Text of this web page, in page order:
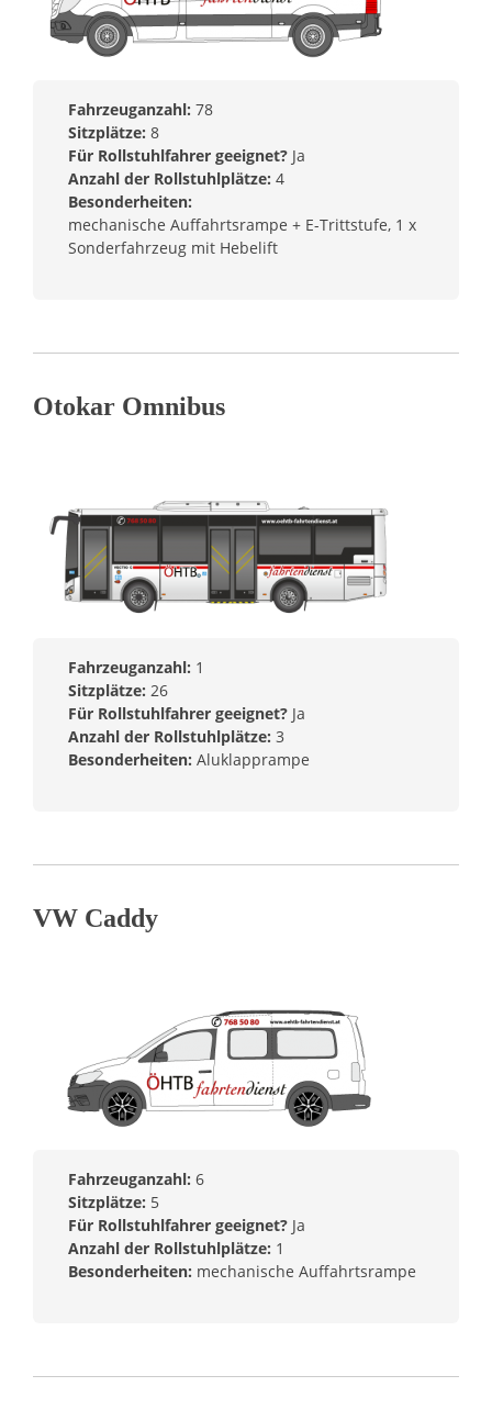
Fahrzeuganzahl: 78
Sitzplätze: 8
Für Rollstuhlfahrer geeignet? Ja
Anzahl der Rollstuhlplätze: 4
Besonderheiten:
mechanische Auffahrtsrampe + E-Trittstufe, 1 x
Sonderfahrzeug mit Hebelift
Otokar Omnibus
Fahrzeuganzahl: 1
Sitzplätze: 26
Für Rollstuhlfahrer geeignet? Ja
Anzahl der Rollstuhlplätze: 3
Besonderheiten: Aluklapprampe
VW Caddy
Fahrzeuganzahl: 6
Sitzplätze: 5
Für Rollstuhlfahrer geeignet? Ja
Anzahl der Rollstuhlplätze: 1
Besonderheiten: mechanische Auffahrtsrampe